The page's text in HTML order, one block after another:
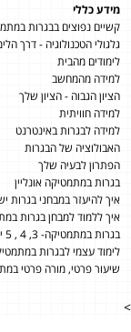
מידע כללי
קשיים נפוצים בבגרות
גלגולי הטכנולוגיה - דרך
לימודים מהבית
למידה מהמחשב
הציון הגבוה - הציון שלך
למידה חוויתית
למידה לבגרות באינטרנט
האבולוציה של הבגרות
הפתרון לבעיה שלך
בגרות במתמטיקה אונליין
איך להיעזר במבחני בגרות
איך ללמוד למבחן בגרות
בגרות במתמטיקה- 3, 4 , 5 יחידות- מה ההבדל?
לימוד עצמי לבגרות במתמטיקה 5 יחידות, 4 יחידות ו- 3 יחידות
שיעור פרטי, מורה פרטי
>